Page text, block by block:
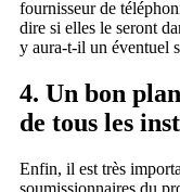
fournisseur de
dire si elles le seront
y aura-t-il un éventuel
4. Un bon
de tous les
Enfin, il est très